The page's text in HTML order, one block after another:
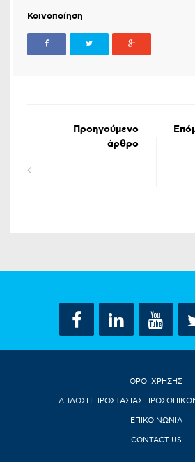
Κοινοποίηση
Προηγούμενο
άρθρο
ΟΡΟΙ ΧΡΗΣΗΣ
ΔΗΛΩΣΗ ΠΡΟΣΤΑΣΙΑΣ
ΕΠΙΚΟΙΝΩΝΙΑ
CONTACT US